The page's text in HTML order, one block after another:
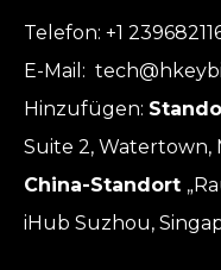
Telefon: +1
E-Mail:
Hinzufügen:
Suite 2, Watertown,
China-Standort
iHub Suzhou,